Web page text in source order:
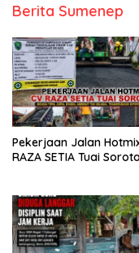
Berita Sumenep
Pekerjaan Jalan
RAZA SETIA Tuai